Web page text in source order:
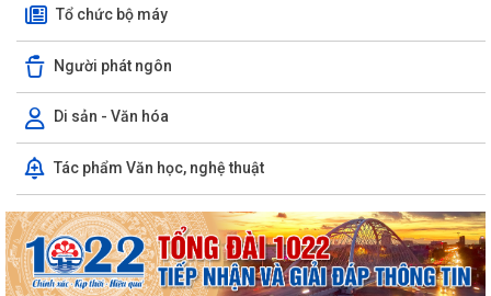
Tổ chức bộ máy
Người phát ngôn
Di sản - Văn hóa
Tác phẩm Văn học, nghệ thuật
ẩm thực số Hải Phòng
Xây dựng Bản đồ Ẩm thực số Hải Phòng và mở rộng mô hình chuyển
đổi số, thanh toán không dùng tiền...
Kế hoạch triển khai công tác làm sạch, chuẩn hóa dữ liệu đăng ký hộ